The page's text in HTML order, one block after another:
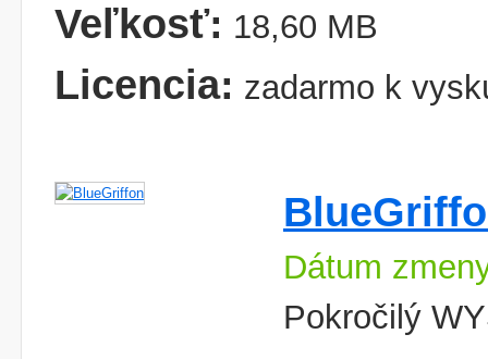
Veľkosť: 18,60 MB
Licencia: zadarmo k
Dátum
Pokročilý